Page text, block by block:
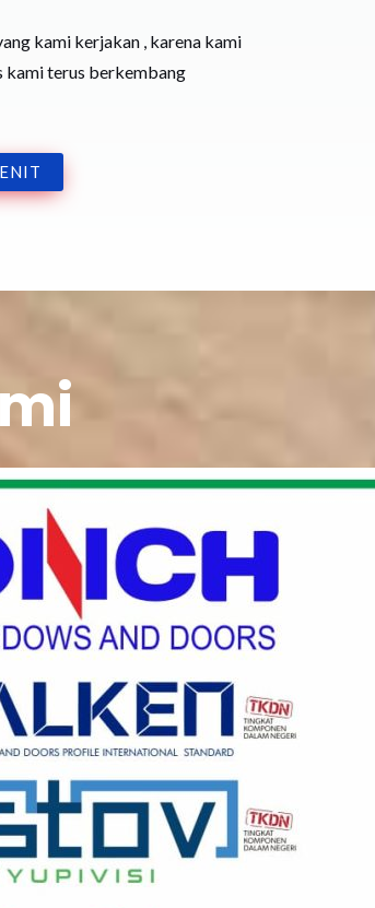
kami kerjakan , karena kami
kami terus berkembang